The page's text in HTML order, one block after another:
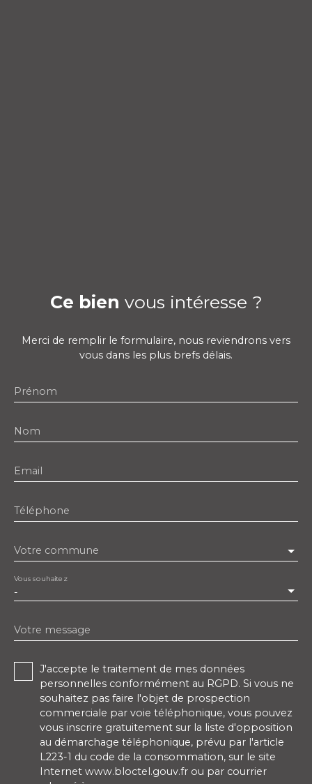
Ce bien vous intéresse ?
Merci de remplir le formulaire, nous reviendrons vers
vous dans les plus brefs délais.
Prénom
Nom
Email
Téléphone
Votre commune
-
Vous souhaitez
Votre message
J'accepte le traitement de mes données
personnelles conformément au RGPD. Si vous ne
souhaitez pas faire l'objet de prospection
commerciale par voie téléphonique, vous pouvez
vous inscrire gratuitement sur la liste d'opposition
au démarchage téléphonique, prévu par l'article
L223-1 du code de la consommation, sur le site
Internet www.bloctel.gouv.fr ou par courrier